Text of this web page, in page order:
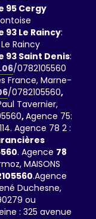
95 Cergy
93 Le Raincy:
Raincy
93 Saint Denis:
/0782105560
France, Marne-
/0782105560,
Tavernier,
,Agence 75:
Agence 78 2 :
. Agence 78
MAISONS
.Agence
Duchesne,
ou
: 325 avenue